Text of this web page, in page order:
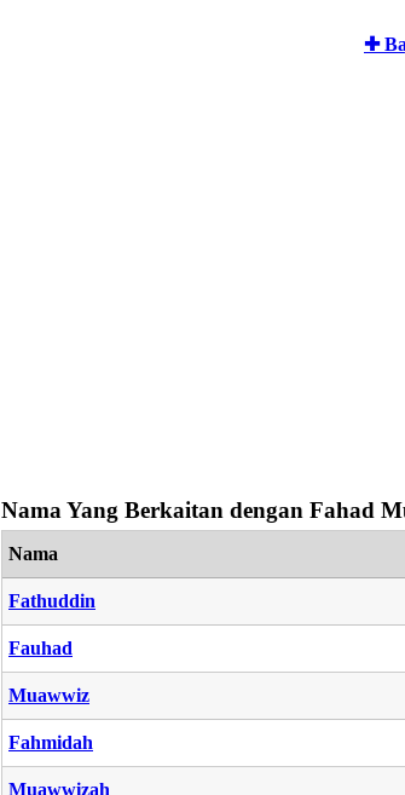
✚
Nama Yang Berkaitan dengan Fahad
Nama
Fathuddin
Fauhad
Muawwiz
Fahmidah
Muawwizah